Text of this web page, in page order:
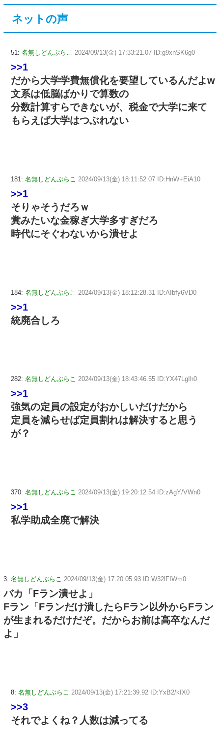
ネットの声
51: 名無しどんぶらこ 2024/09/13(金) 17:33:21.07 ID:g9xnSK6g0
>>1
だから大学学費無償化を要望しているんだよw
文系は低脳ばかりで算数の
分数計算すらできないが、税金で大学に来て
もらえば大学はつぶれない
181: 名無しどんぶらこ 2024/09/13(金) 18:11:52.07 ID:HnW+EiA10
>>1
そりゃそうだろｗ
糞みたいな金稼ぎ大学多すぎだろ
時代にそぐわないから潰せよ
184: 名無しどんぶらこ 2024/09/13(金) 18:12:28.31 ID:AIbfy6VD0
>>1
統廃合しろ
282: 名無しどんぶらこ 2024/09/13(金) 18:43:46.55 ID:YX47LgIh0
>>1
強気の定員の設定がおかしいだけだから
定員を減らせば定員割れは解決すると思う
が？
370: 名無しどんぶらこ 2024/09/13(金) 19:20:12.54 ID:zAgY/VWn0
>>1
私学助成全廃で解決
3: 名無しどんぶらこ 2024/09/13(金) 17:20:05.93 ID:W32lFIWm0
バカ「Fラン潰せよ」
Fラン「Fランだけ潰したらFラン以外からFラン
が生まれるだけだぞ。だからお前は高卒なんだ
よ」
8: 名無しどんぶらこ 2024/09/13(金) 17:21:39.92 ID:YxB2/kIX0
>>3
それでよくね？人数は減ってる